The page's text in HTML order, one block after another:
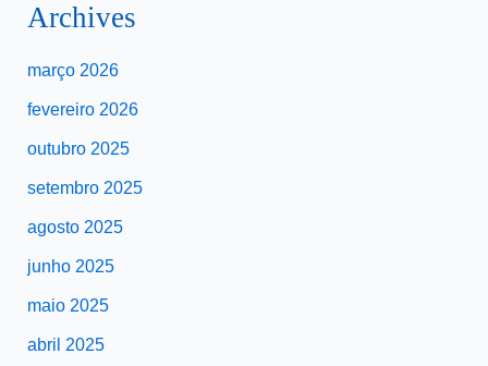
Archives
março 2026
fevereiro 2026
outubro 2025
setembro 2025
agosto 2025
junho 2025
maio 2025
abril 2025